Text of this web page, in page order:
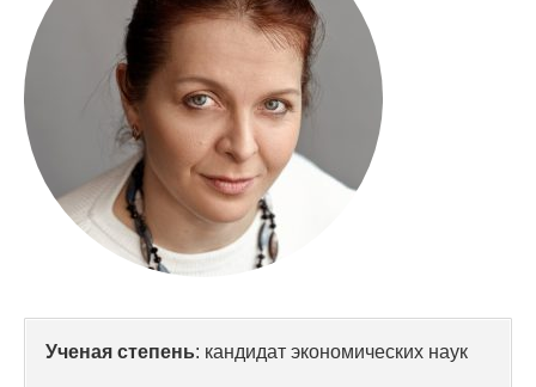
Сотрудники
Отчетность
Противодействие коррупции
Материалы для СМИ
Публикации
Ученая степень: кандидат экономических наук